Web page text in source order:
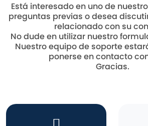
Está interesado en uno de
preguntas previas o desea
relacionado con su
No dude en utilizar nuestro
Nuestro equipo de soporte
ponerse en contacto
Gracias.